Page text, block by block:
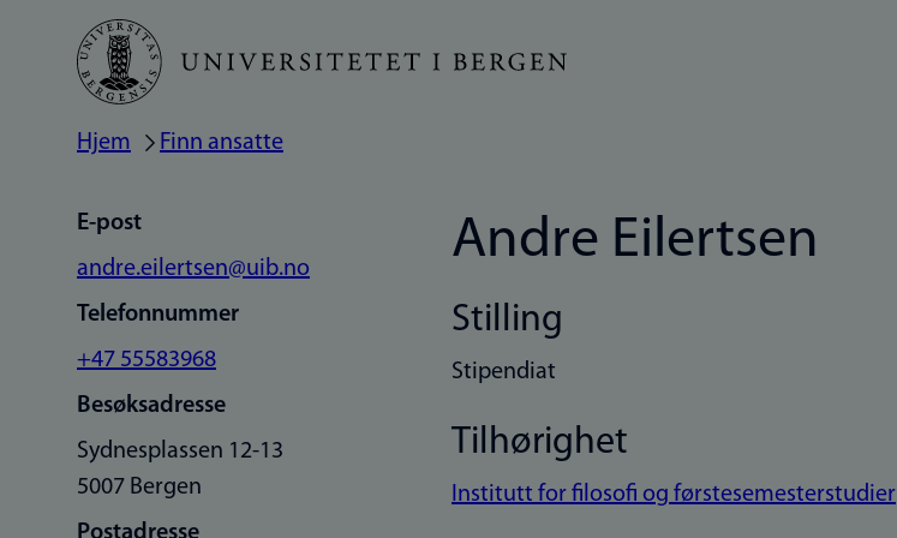
Hopp
hovedinnhold
Navigasjonssti
Hjem Finn ansatte
E-post
andre.eilertsen@uib.no
Telefonnummer
+47 55583968
Besøksadresse
Sydnesplassen 12-13
5007 Bergen
Postadresse
Andre Eilertsen
Stilling
Stipendiat
Tilhørighet
Institutt for filosofi og førstesemesterstudier